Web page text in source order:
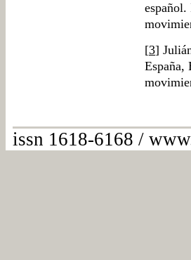
[3]
España,
issn 1618-6168 /